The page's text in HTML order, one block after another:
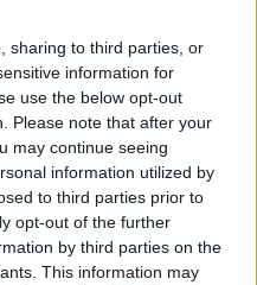
sharing to third parties, or
information for
use the below opt-out
Please note that after your
may continue seeing
information utilized by
to third parties prior to
opt-out of the further
by third parties on the
This information may
Θέατρο Επιδαύρου άνοιξε τις
ΤΗΝ ΚΑΤΗΓΟΡΊΑ